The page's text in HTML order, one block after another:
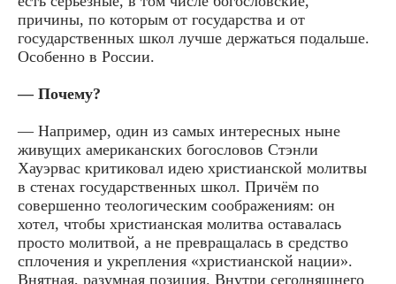
причины, по которым от государства и от
государственных школ лучше держаться подальше.
Особенно в России.
— Почему?
— Например, один из самых интересных ныне
живущих американских богословов Стэнли
Хауэрвас критиковал идею христианской молитвы
в стенах государственных школ. Причём по
совершенно теологическим соображениям: он
хотел, чтобы христианская молитва оставалась
просто молитвой, а не превращалась в средство
сплочения и укрепления «христианской нации».
Внятная, разумная позиция. Внутри сегодняшнего